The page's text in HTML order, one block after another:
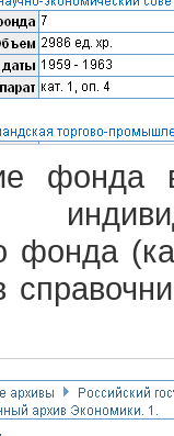
фонда
фонда